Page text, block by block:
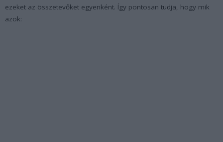
ezeket az összetevőket egyenként. Így pontosan tudja, hogy mik
azok: